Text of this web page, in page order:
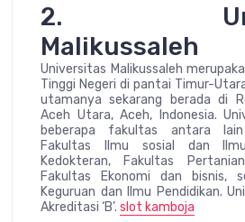
2.
Malikussaleh
Universitas Malikussaleh
Tinggi Negeri di pantai Timur-
utamanya sekarang berada di
Aceh Utara, Aceh, Indonesia.
beberapa fakultas antara
Fakultas Ilmu sosial dan
Kedokteran, Fakultas
Fakultas Ekonomi dan bisnis,
Keguruan dan Ilmu Pendidikan.
Akreditasi ‘B’. slot kamboja